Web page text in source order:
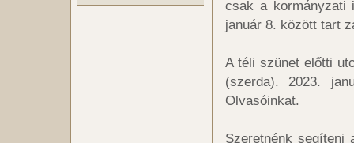
csak a kormányzati
január 8. között tart
A téli szünet előtti
(szerda). 2023.
Olvasóinkat.
Szeretnénk segíteni